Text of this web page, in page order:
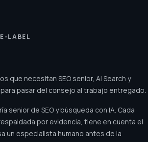
LABEL
que necesitan SEO senior, AI Search y
pasar del consejo al trabajo entregado.
senior de SEO y búsqueda con IA. Cada
por evidencia, tiene en cuenta el
un especialista humano antes de la